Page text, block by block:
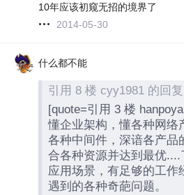
10年应该初窥无招的境界了
2014-05-30
什么都不能
引用 8 楼 cyy1981 的回
[quote=引用 3 楼
懂企业架构，懂各种网络
各种中间件，深谙各产品
合各种资源并达到最优....
应用场景，有足够的工作
遇到的各种奇葩问题。